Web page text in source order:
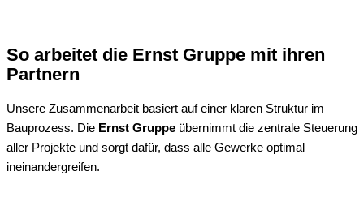
So arbeitet die Ernst Gruppe mit ihren
Partnern
Unsere Zusammenarbeit basiert auf einer klaren Struktur im
Bauprozess. Die Ernst Gruppe übernimmt die zentrale Steuerung
aller Projekte und sorgt dafür, dass alle Gewerke optimal
ineinandergreifen.